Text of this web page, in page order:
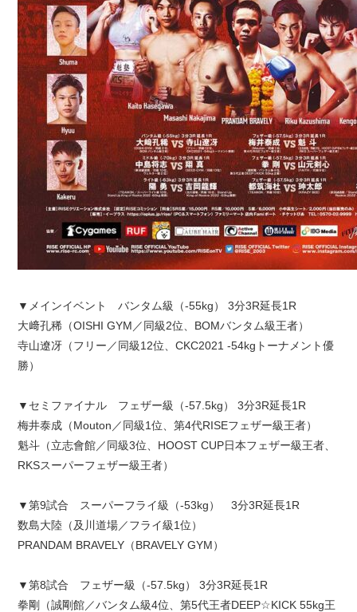
▼メインイベント バンタム級（-55kg） 3分3R延長1R
大﨑孔稀（OISHI GYM／同級2位、BOMバンタム級王者）
寺山遼冴（フリー／同級12位、CKC2021 -54kgトーナメント優
勝）
▼セミファイナル フェザー級（-57.5kg） 3分3R延長1R
梅井泰成（Mouton／同級1位、第4代RISEフェザー級王者）
魁斗（立志會館／同級3位、HOOST CUP日本フェザー級王者、
RKSスーパーフェザー級王者）
▼第9試合 スーパーフライ級（-53kg） 3分3R延長1R
数島大陸（及川道場／フライ級1位）
PRANDAM BRAVELY（BRAVELY GYM）
▼第8試合 フェザー級（-57.5kg） 3分3R延長1R
拳剛（誠剛館／バンタム級4位、第5代王者DEEP☆KICK 55kg王